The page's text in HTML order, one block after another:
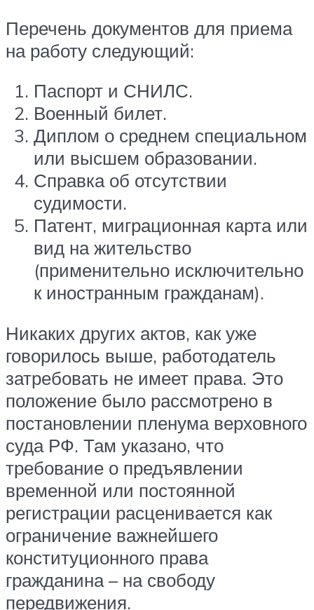
Перечень документов для приема
на работу следующий:
Паспорт и СНИЛС.
Военный билет.
Диплом о среднем специальном
или высшем образовании.
Справка об отсутствии
судимости.
Патент, миграционная карта или
вид на жительство
(применительно исключительно
к иностранным гражданам).
Никаких других актов, как уже
говорилось выше, работодатель
затребовать не имеет права. Это
положение было рассмотрено в
постановлении пленума верховного
суда РФ. Там указано, что
требование о предъявлении
временной или постоянной
регистрации расценивается как
ограничение важнейшего
конституционного права
гражданина – на свободу
передвижения.